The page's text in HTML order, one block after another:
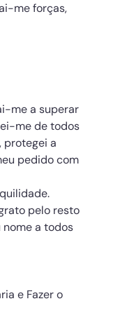
me forças,
me a superar
me de todos
protegei a
pedido com
pelo resto
nome a todos
e Fazer o